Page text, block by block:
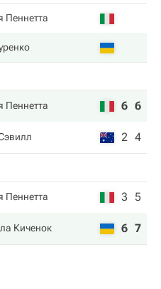
Пеннетта
Пеннетта 6 6
2 4
Пеннетта 3 5
Киченок 6 7